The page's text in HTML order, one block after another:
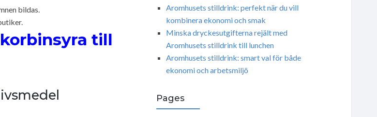
bildas.
till
Aromhusets stilldrink: perfekt när du vill
kombinera ekonomi och smak
Minska dryckesutgifterna rejält med
Aromhusets stilldrink till lunchen
Aromhusets stilldrink: smart val för både
ekonomi och arbetsmiljö
Pages